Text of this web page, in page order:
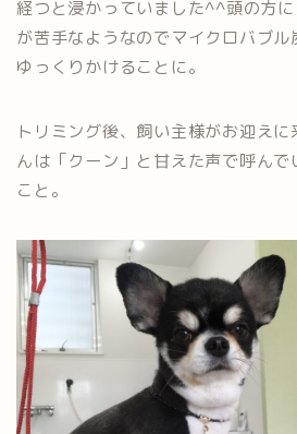
経つと浸かっていました^^頭の方
が苦手なようなのでマイクロバブル
ゆっくりかけることに。
トリミング後、飼い主様がお迎えに
んは「クーン」と甘えた声で呼ん
こと。